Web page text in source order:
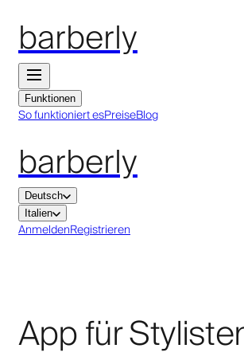
barberly
Funktionen
So funktioniert esPreiseBlog
barberly
Deutsch
Italien
AnmeldenRegistrieren
App für